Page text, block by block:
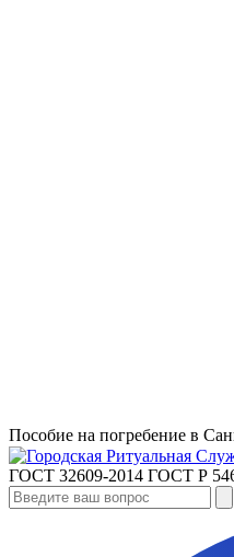
Пособие на погребение в
ГОСТ 32609-2014 ГОСТ Р